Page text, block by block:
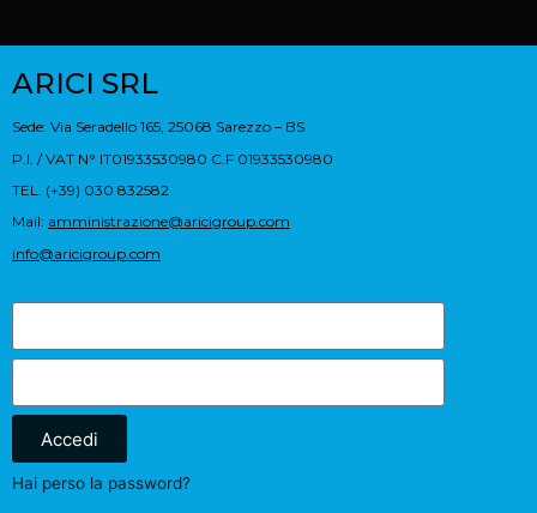
ARICI SRL
Sede: Via Seradello 165, 25068 Sarezzo – BS
P.I. / VAT N° IT01933530980 C.F 01933530980
TEL. (+39) 030 832582
Mail: amministrazione@aricigroup.com
info@aricigroup.com
Accedi
Hai perso la password?